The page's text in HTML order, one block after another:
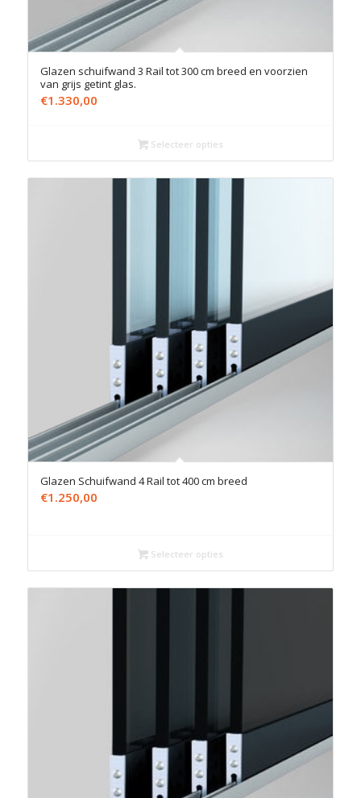
Glazen schuifwand 3 Rail tot 300 cm breed en voorzien
van grijs getint glas.
€1.330,00
Selecteer opties
Glazen Schuifwand 4 Rail tot 400 cm breed
€1.250,00
Selecteer opties